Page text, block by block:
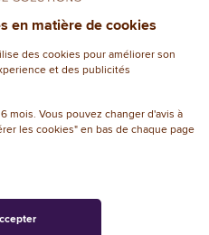
AJOUTER
laser sans fil
L260F
LIVRÉ EN 24/48H
en matière de cookies
des cookies pour améliorer son
et des publicités
mois. Vous pouvez changer d'avis à
les cookies" en bas de chaque page